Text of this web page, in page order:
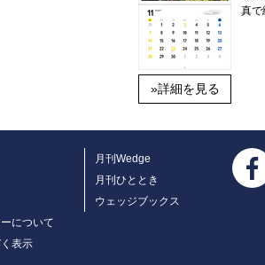
»詳細を見る
真で
について
表示
月刊Wedge
月刊ひととき
ウェッジブックス